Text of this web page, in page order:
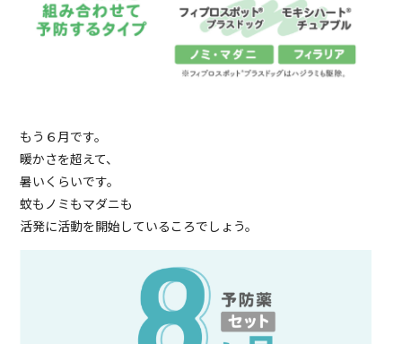
もう６月です。
暖かさを超えて、
暑いくらいです。
蚊もノミもマダニも
活発に活動を開始しているころでしょう。